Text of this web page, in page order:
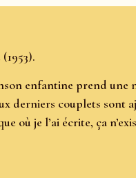
enfantine prend une
derniers couplets sont
où je l’ai écrite, ça